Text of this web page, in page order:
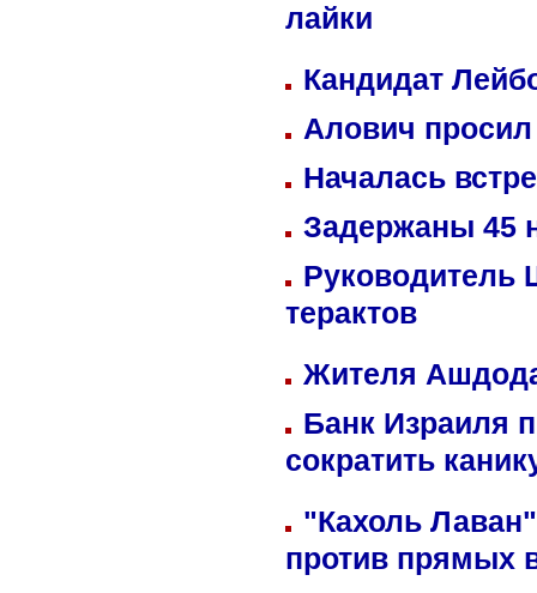
лайки
Кандидат
Алович просил
Началась
Задержаны 45
Руководитель
терактов
Жителя
Банк Израиля
сократить
"Кахоль
против прямых